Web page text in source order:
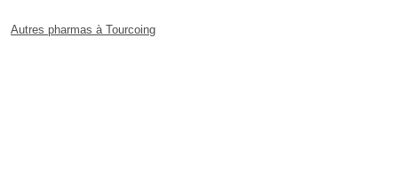
Autres pharmas à Tourcoing